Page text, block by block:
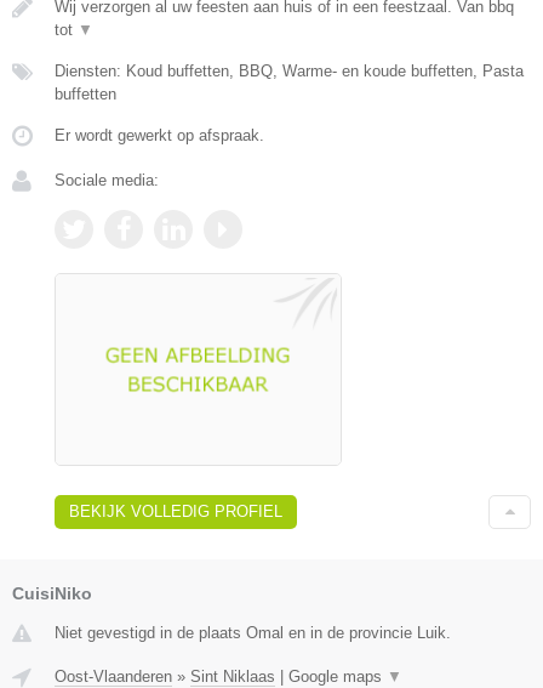
Wij verzorgen al uw feesten aan huis of in een feestzaal. Van bbq
tot ▼
Diensten: Koud buffetten, BBQ, Warme- en koude buffetten, Pasta
buffetten
Er wordt gewerkt op afspraak.
Sociale media:
BEKIJK VOLLEDIG PROFIEL
CuisiNiko
Niet gevestigd in de plaats Omal en in de provincie Luik.
Oost-Vlaanderen » Sint Niklaas | Google maps ▼